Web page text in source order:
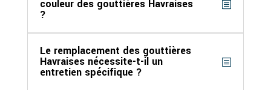
couleur des gouttières Havraises
?
Le remplacement des gouttières
Havraises nécessite-t-il un
entretien spécifique ?